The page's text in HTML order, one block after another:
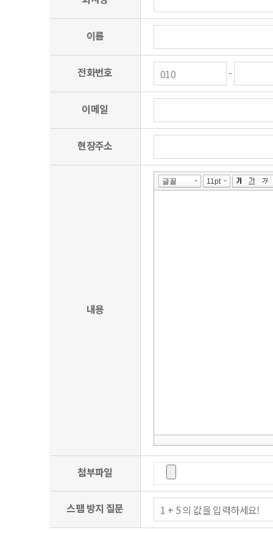
3) 회원 등록 시 필요 내용을 허위로 기재하여 신청한 경우
4) 사회의 안녕질서 또는 미풍양속을 저해할 목적으로 신
5) 기타 회사가 정한 이용 신청 요건이 미비 되었을 경우
제 8 조 (계약사항의 변경)
회원은 등록 신청 시 기재한 사항이 변경되었을 경우에는
제 3 장 서비스 이용
제 9 조 (회사의 의무)
회사는 서비스 제공과 관련해서 알고 있는 회원의 신상정
범죄에 대한 수사상의 목적이 있거나 정보통신윤리위원
제 10 조 (회원 ID와 P.W 관리에 대한 의무)
회원 ID와 P.W에 관한 모든 관리책임은 회원에게 있습
부정하게 사용된 경우 회원은 반드시 회사에 그 사실을 통
2.회원은 이 약관에서 규정하는 사항과 서비스 이용안내
회사는 회원이 게시하거나 등록하는 서비스내의 내용물
1.다른 회원 또는 제 3자를 비방하거나 중상모략으로 명
2.공공질서 및 미풍양속에 위반되는 내용인 경우
3.범죄적 행위에 결부된다고 인정되는 내용일 경우
4.제 3 자의 저작권 등 기타 권리를 침해하는 내용인 경우
5.불건전한 자료를 홍보할 경우
6.기타 관계법령에 위반된다고 판단되는 경우
제 14 조 (저작권, 초상권, 지적소유권 등)
*개인정보의 파기 절차 및 방법
파기절차: 고객님의 견적 문의를 위해 입력하신 정보는
후 파기됩니다. 별도 DB로 옮겨진 개인정보는 법률에 의
파기방법: 전자적 파일형태로 저장된 개인정보는 기록을
*개인정보 제공
회사은 이용자의 개인 정보를 원칙적으로 외부에 제고하
이용자들이 사전에 동의한 경우 법령의 규정에 의거하
*수집한 개인정보의 위탁
저희는 고객님의 동의 없이 고객님의 정보를 외부 업체에
*동의를 거부할 권리가 있다는 사실 및 동의 거부에 따른
개인정보 수집에 동의를 거부할 권리가 있으나 최소한
이름
전화번호 -
이메일
현장주소
내용
첨부파일
스팸 방지 질문